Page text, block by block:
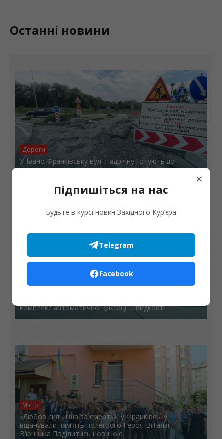
Останні новини
Дороги
У Івано-Франківську вул. Надрічну готують до
нового руху: розширюють острівець безпеки
Дороги
комплекс автоматичної фіксації швидкості
Місто
«Любов сильніша за смерть»: у Франківську
вшанували пам’ять полеглого Героя Віталія
В’юнника Поділитись новиною
×
Підпишіться на нас
Будьте в курсі новин Західного Кур’єра
Telegram
Facebook